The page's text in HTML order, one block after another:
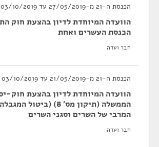
הכנסת ה-21 מ-27/05/2019 עד 03/10/2019
הוועדה המיוחדת לדיון בהצעת חוק
הכנסת העשרים ואחת
חבר ועדה
הכנסת ה-21 מ-21/05/2019 עד 03/10/2019
הוועדה המיוחדת לדיון בהצעת חוק-
הממשלה (תיקון מס' 8)
המרבי של השרים וסגני השרים
חבר ועדה